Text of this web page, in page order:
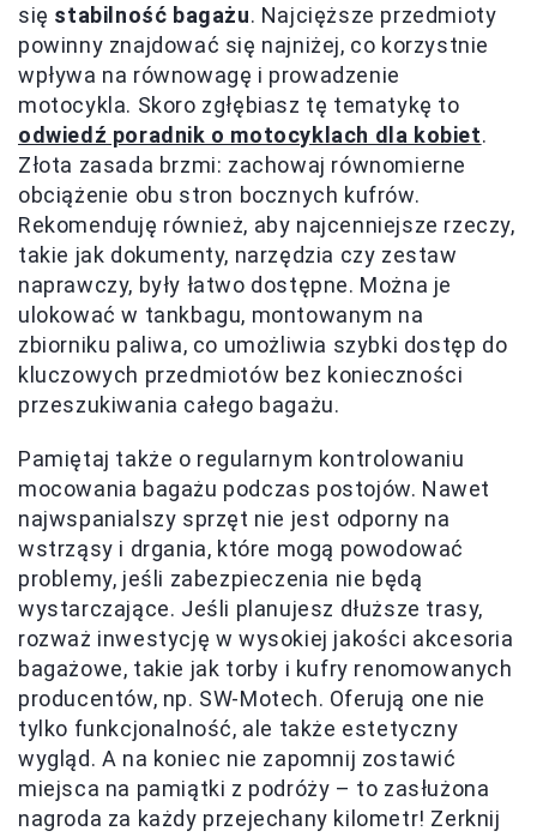
się stabilność bagażu. Najcięższe przedmioty
powinny znajdować się najniżej, co korzystnie
wpływa na równowagę i prowadzenie
motocykla. Skoro zgłębiasz tę tematykę to
odwiedź poradnik o motocyklach dla kobiet.
Złota zasada brzmi: zachowaj równomierne
obciążenie obu stron bocznych kufrów.
Rekomenduję również, aby najcenniejsze rzeczy,
takie jak dokumenty, narzędzia czy zestaw
naprawczy, były łatwo dostępne. Można je
ulokować w tankbagu, montowanym na
zbiorniku paliwa, co umożliwia szybki dostęp do
kluczowych przedmiotów bez konieczności
przeszukiwania całego bagażu.
Pamiętaj także o regularnym kontrolowaniu
mocowania bagażu podczas postojów. Nawet
najwspanialszy sprzęt nie jest odporny na
wstrząsy i drgania, które mogą powodować
problemy, jeśli zabezpieczenia nie będą
wystarczające. Jeśli planujesz dłuższe trasy,
rozważ inwestycję w wysokiej jakości akcesoria
bagażowe, takie jak torby i kufry renomowanych
producentów, np. SW-Motech. Oferują one nie
tylko funkcjonalność, ale także estetyczny
wygląd. A na koniec nie zapomnij zostawić
miejsca na pamiątki z podróży – to zasłużona
nagroda za każdy przejechany kilometr! Zerknij